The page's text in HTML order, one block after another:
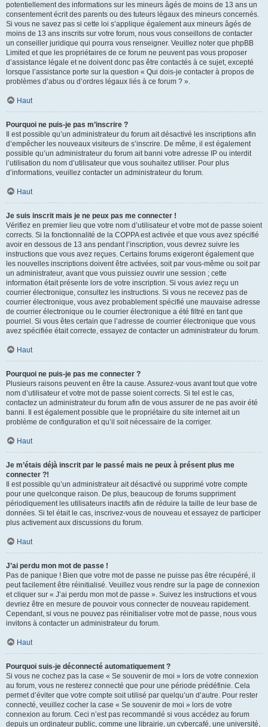
potentiellement des informations sur les mineurs âgés de moins de 13 ans un
consentement écrit des parents ou des tuteurs légaux des mineurs concernés.
Si vous ne savez pas si cette loi s’applique également aux mineurs âgés de
moins de 13 ans inscrits sur votre forum, nous vous conseillons de contacter
un conseiller juridique qui pourra vous renseigner. Veuillez noter que phpBB
Limited et que les propriétaires de ce forum ne peuvent pas vous proposer
d’assistance légale et ne doivent donc pas être contactés à ce sujet, excepté
lorsque l’assistance porte sur la question « Qui dois-je contacter à propos de
problèmes d’abus ou d’ordres légaux liés à ce forum ? ».
Haut
Pourquoi ne puis-je pas m’inscrire ?
Il est possible qu’un administrateur du forum ait désactivé les inscriptions afin
d’empêcher les nouveaux visiteurs de s’inscrire. De même, il est également
possible qu’un administrateur du forum ait banni votre adresse IP ou interdit
l’utilisation du nom d’utilisateur que vous souhaitez utiliser. Pour plus
d’informations, veuillez contacter un administrateur du forum.
Haut
Je suis inscrit mais je ne peux pas me connecter !
Vérifiez en premier lieu que votre nom d’utilisateur et votre mot de passe soient
corrects. Si la fonctionnalité de la COPPA est activée et que vous avez spécifié
avoir en dessous de 13 ans pendant l’inscription, vous devrez suivre les
instructions que vous avez reçues. Certains forums exigeront également que
les nouvelles inscriptions doivent être activées, soit par vous-même ou soit par
un administrateur, avant que vous puissiez ouvrir une session ; cette
information était présente lors de votre inscription. Si vous aviez reçu un
courrier électronique, consultez les instructions. Si vous ne recevez pas de
courrier électronique, vous avez probablement spécifié une mauvaise adresse
de courrier électronique ou le courrier électronique a été filtré en tant que
pourriel. Si vous êtes certain que l’adresse de courrier électronique que vous
avez spécifiée était correcte, essayez de contacter un administrateur du forum.
Haut
Pourquoi ne puis-je pas me connecter ?
Plusieurs raisons peuvent en être la cause. Assurez-vous avant tout que votre
nom d’utilisateur et votre mot de passe soient corrects. Si tel est le cas,
contactez un administrateur du forum afin de vous assurer de ne pas avoir été
banni. Il est également possible que le propriétaire du site internet ait un
problème de configuration et qu’il soit nécessaire de la corriger.
Haut
Je m’étais déjà inscrit par le passé mais ne peux à présent plus me
connecter ?!
Il est possible qu’un administrateur ait désactivé ou supprimé votre compte
pour une quelconque raison. De plus, beaucoup de forums suppriment
périodiquement les utilisateurs inactifs afin de réduire la taille de leur base de
données. Si tel était le cas, inscrivez-vous de nouveau et essayez de participer
plus activement aux discussions du forum.
Haut
J’ai perdu mon mot de passe !
Pas de panique ! Bien que votre mot de passe ne puisse pas être récupéré, il
peut facilement être réinitialisé. Veuillez vous rendre sur la page de connexion
et cliquer sur « J’ai perdu mon mot de passe ». Suivez les instructions et vous
devriez être en mesure de pouvoir vous connecter de nouveau rapidement.
Cependant, si vous ne pouvez pas réinitialiser votre mot de passe, nous vous
invitons à contacter un administrateur du forum.
Haut
Pourquoi suis-je déconnecté automatiquement ?
Si vous ne cochez pas la case « Se souvenir de moi » lors de votre connexion
au forum, vous ne resterez connecté que pour une période prédéfinie. Cela
permet d’éviter que votre compte soit utilisé par quelqu’un d’autre. Pour rester
connecté, veuillez cocher la case « Se souvenir de moi » lors de votre
connexion au forum. Ceci n’est pas recommandé si vous accédez au forum
depuis un ordinateur public, comme une librairie, un cybercafé, une université,